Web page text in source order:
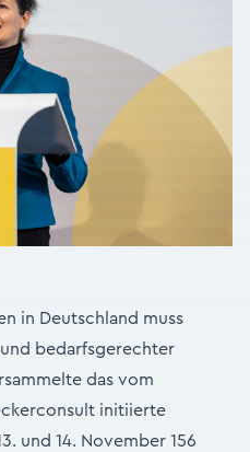
in Deutschland muss
bedarfsgerechter
das vom
initiierte
und 14. November 156